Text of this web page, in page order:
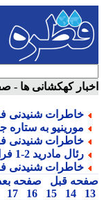
کهکشانی ها -
خاطرات شنیدنی
مورینیو به ستاره
خاطرات شنیدنی
رئال مادرید 2-1 فرانس واروش؛ پیروزی نزدیک کهکشانی ها
خاطرات شنیدنی
قبل صفحه بعد
14
15
16
17
18